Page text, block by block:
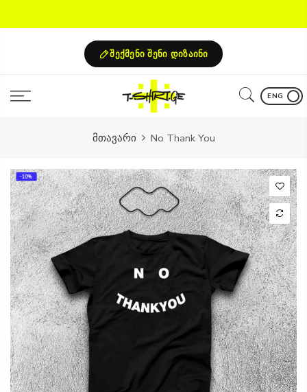
შექმენი შენი დიზაინი
ENG
მთავარი No Thank You
-10%